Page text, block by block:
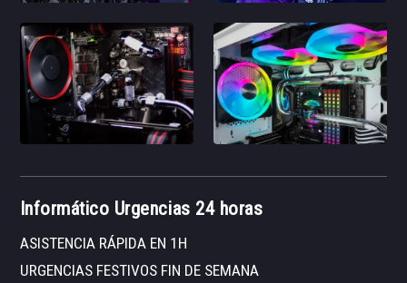
Informático Urgencias 24 horas
ASISTENCIA RÁPIDA EN 1H
URGENCIAS FESTIVOS FIN DE SEMANA